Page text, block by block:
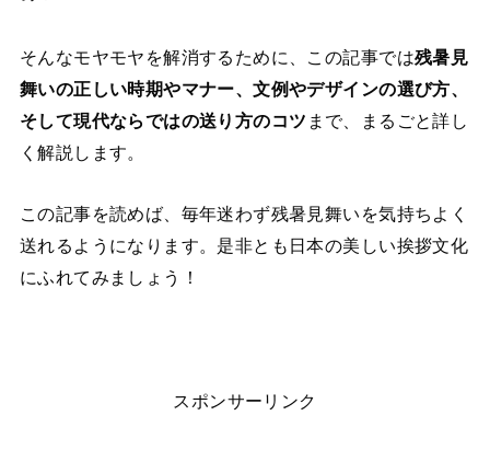
そんなモヤモヤを解消するために、この記事では残暑見
舞いの正しい時期やマナー、文例やデザインの選び方、
そして現代ならではの送り方のコツ まで、まるごと詳し
く解説します。
この記事を読めば、毎年迷わず残暑見舞いを気持ちよく
送れるようになります。是非とも日本の美しい挨拶文化
にふれてみましょう！
スポンサーリンク